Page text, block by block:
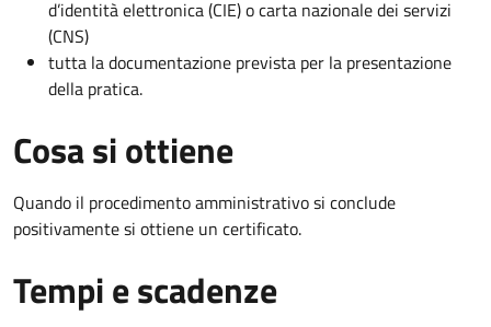
d’identità elettronica (CIE) o carta nazionale dei servizi
(CNS)
tutta la documentazione prevista per la presentazione
della pratica.
Cosa si ottiene
Quando il procedimento amministrativo si conclude
positivamente si ottiene un certificato.
Tempi e scadenze